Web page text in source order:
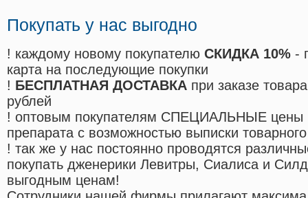
Покупать у нас выгодно
! каждому новому покупателю СКИДКА 10% -
карта на последующие покупки
! БЕСПЛАТНАЯ ДОСТАВКА при заказе
рублей
! оптовым покупателям СПЕЦИАЛЬНЫЕ цены
препарата с возможностью выписки
! так же у нас постоянно проводятся
покупать дженерики Левитры, Сиалиса и
выгодным ценам!